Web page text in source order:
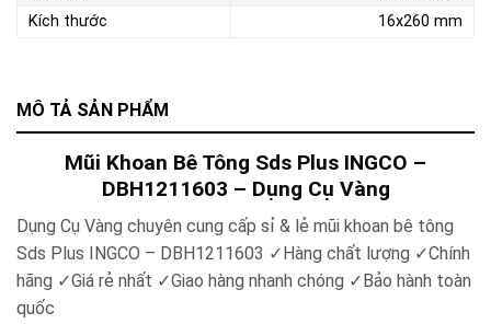
MÔ TẢ SẢN PHẨM
Mũi Khoan Bê Tông Sds Plus INGCO –
DBH1211603 – Dụng Cụ Vàng
Dụng Cụ Vàng chuyên cung cấp sỉ & lẻ mũi khoan bê tông
Sds Plus INGCO – DBH1211603 ✓Hàng chất lượng ✓Chính
hãng ✓Giá rẻ nhất ✓Giao hàng nhanh chóng ✓Bảo hành toàn
quốc
Kích thước
16x260 mm